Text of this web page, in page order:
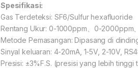
Spesifikasi:
Gas Terdeteksi: SF6/Sulfur hexafluoride
Rentang Ukur: 0-1000ppm、0-2000ppm
Metode Pemasangan: Dipasang di
Sinyal keluaran: 4-20mA, 1-5V, 2-10V,
Presisi: ±3%F.S. (presisi yang lebih tinggi